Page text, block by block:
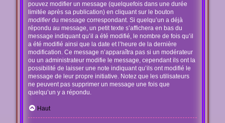
pouvez modifier un message (quelquefois dans une durée
limitée après sa publication) en cliquant sur le bouton
modifierdu message correspondant. Si quelqu’un a déjà
répondu au message, un petit texte s’affichera en bas du
message indiquant qu’il a été modifié, le nombre de fois qu’il
a été modifié ainsi que la date et l’heure de la dernière
modification. Ce message n’apparaîtra pas si un modérateur
ou un administrateur modifie le message, cependant ils ont la
possibilité de laisser une note indiquant qu’ils ont modifié le
message de leur propre initiative. Notez que les utilisateurs
ne peuvent pas supprimer un message une fois que
quelqu’un y a répondu.
Haut